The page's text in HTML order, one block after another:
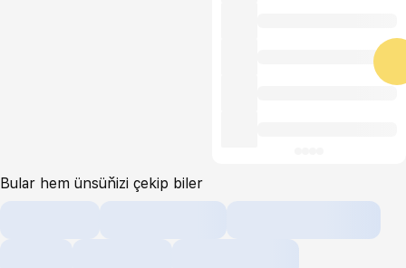
Bular hem ünsüňizi çekip biler